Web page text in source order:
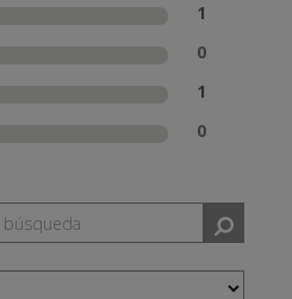
1
0
1
0